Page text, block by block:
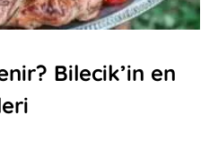
Bilecik’in en